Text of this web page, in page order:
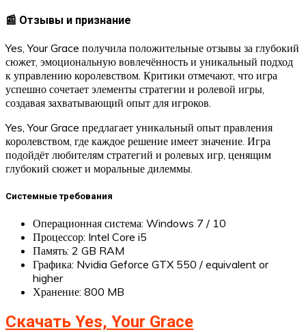
📰 Отзывы и признание
Yes, Your Grace получила положительные отзывы за глубокий
сюжет, эмоциональную вовлечённость и уникальный подход
к управлению королевством. Критики отмечают, что игра
успешно сочетает элементы стратегии и ролевой игры,
создавая захватывающий опыт для игроков.
Yes, Your Grace предлагает уникальный опыт правления
королевством, где каждое решение имеет значение. Игра
подойдёт любителям стратегий и ролевых игр, ценящим
глубокий сюжет и моральные дилеммы.
Системные требования
Операционная система: Windows 7 / 10
Процессор: Intel Core i5
Память: 2 GB RAM
Графика: Nvidia Geforce GTX 550 / equivalent or
higher
Хранение: 800 MB
Скачать Yes, Your Grace